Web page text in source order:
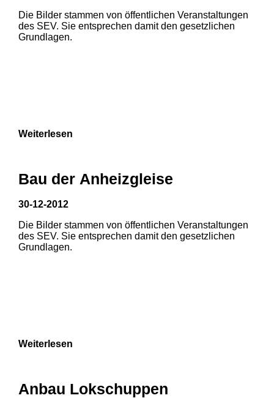
1 2
1 2
Die Bilder stammen von öffentlichen Veranstaltungen
des SEV. Sie entsprechen damit den gesetzlichen
Grundlagen.
3
Weiterlesen
Bau der Anheizgleise
30-12-2012
Die Bilder stammen von öffentlichen Veranstaltungen
des SEV. Sie entsprechen damit den gesetzlichen
Grundlagen.
Weiterlesen
Anbau Lokschuppen